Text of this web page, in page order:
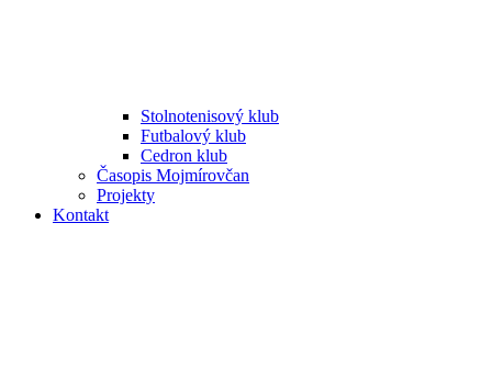
Stolnotenisový klub
Futbalový klub
Cedron klub
Časopis Mojmírovčan
Projekty
Kontakt